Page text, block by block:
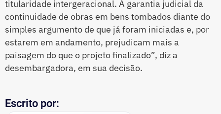
titularidade intergeracional. A garantia judicial da
continuidade de obras em bens tombados diante do
simples argumento de que já foram iniciadas e, por
estarem em andamento, prejudicam mais a
paisagem do que o projeto finalizado”, diz a
desembargadora, em sua decisão.
Escrito por: